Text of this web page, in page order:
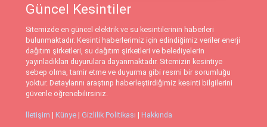
Güncel Kesintiler
Sitemizde en güncel elektrik ve su kesintilerinin haberleri
bulunmaktadır. Kesinti haberlerimiz için edindiğimiz veriler enerji
dağıtım şirketleri, su dağıtım şirketleri ve belediyelerin
yayınladıkları duyurulara dayanmaktadır. Sitemizin kesintiye
sebep olma, tamir etme ve duyurma gibi resmi bir sorumluğu
yoktur. Detaylarını araştırıp haberleştirdiğimiz kesinti bilgilerini
güvenle öğrenebilirsiniz.
İletişim | Künye | Gizlilik Politikası | Hakkında